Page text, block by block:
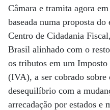
Câmara e tramita agora
baseada numa proposta
Centro de Cidadania
Brasil alinhado com o
os tributos em um
(IVA), a ser cobrado sobre
desequilíbrio com a
arrecadação por estados e